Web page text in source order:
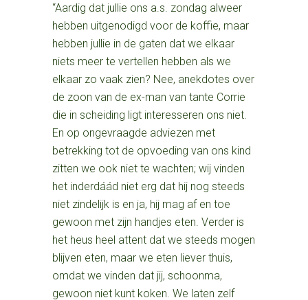
“Aardig dat jullie ons a.s. zondag alweer
hebben uitgenodigd voor de koffie, maar
hebben jullie in de gaten dat we elkaar
niets meer te vertellen hebben als we
elkaar zo vaak zien? Nee, anekdotes over
de zoon van de ex-man van tante Corrie
die in scheiding ligt interesseren ons niet.
En op ongevraagde adviezen met
betrekking tot de opvoeding van ons kind
zitten we ook niet te wachten; wij vinden
het inderdáád niet erg dat hij nog steeds
niet zindelijk is en ja, hij mag af en toe
gewoon met zijn handjes eten. Verder is
het heus heel attent dat we steeds mogen
blijven eten, maar we eten liever thuis,
omdat we vinden dat jij, schoonma,
gewoon niet kunt koken. We laten zelf